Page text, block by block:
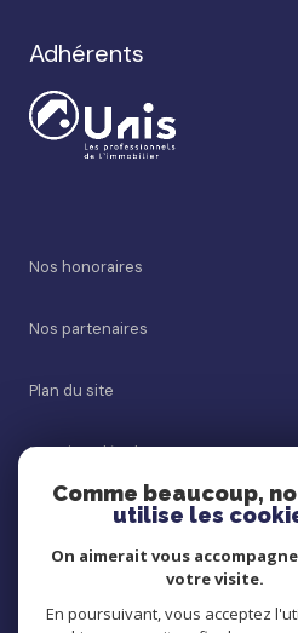
Adhérents
Nos honoraires
Nos partenaires
Plan du site
Mentions légales
Comme beaucoup,
utilise les
On aimerait vous
votre visite.
En poursuivant, vous acceptez